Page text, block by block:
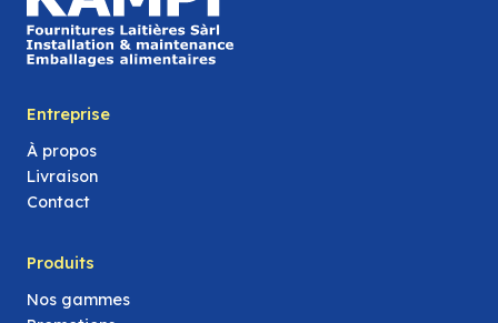
Entreprise
À propos
Livraison
Contact
Produits
Nos gammes